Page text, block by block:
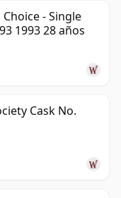
- Single
1993 28 años
Cask No.